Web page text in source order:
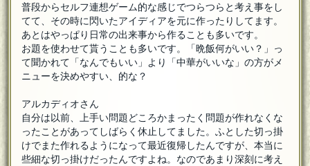
普段からセルフ連想ゲーム的な感じでつらつらと考え事をし
てて、その時に閃いたアイディアを元に作ったりしてます。
あとはやっぱり日常の出来事から作ることも多いです。
お題を使わせて貰うことも多いです。「晩飯何がいい？」っ
て聞かれて「なんでもいい」より「中華がいいな」の方がメ
ニューを決めやすい、的な？
アルカディオさん
自分は以前、上手い問題どころかまったく問題が作れなくな
ったことがあってしばらく休止してました。ふとした切っ掛
けでまた作れるようになって最近復帰したんですが、本当に
些細な切っ掛けだったんですよね。なのであまり深刻に考え